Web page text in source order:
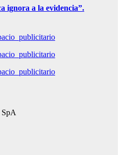
ignora a la evidencia”.
SpA